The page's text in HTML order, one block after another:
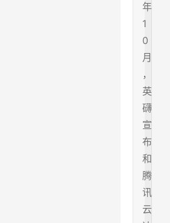
年
1
0
月
，
英
礴
宣
布
和
腾
讯
云